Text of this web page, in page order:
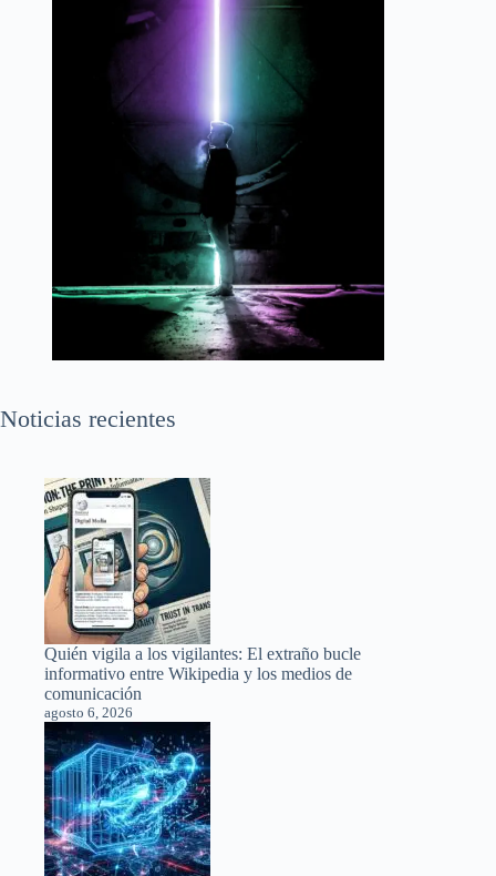
Noticias recientes
Quién vigila a los vigilantes: El extraño bucle
informativo entre Wikipedia y los medios de
comunicación
agosto 6, 2026